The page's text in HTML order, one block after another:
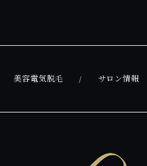
美容電気脱毛 サロン情報